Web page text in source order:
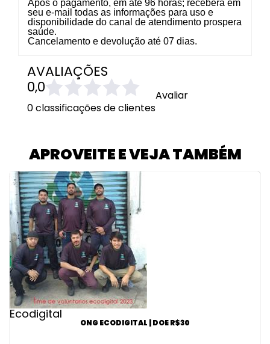
Após o pagamento, em até 96 horas; receberá em
seu e-mail todas as informações para uso e
disponibilidade do canal de atendimento prospera
saúde.
Cancelamento e devolução até 07 dias.
AVALIAÇÕES
0,0
0 classificações de clientes
Avaliar
APROVEITE E VEJA TAMBÉM
Ecodigital
ONG ECODIGITAL | DOE R$30